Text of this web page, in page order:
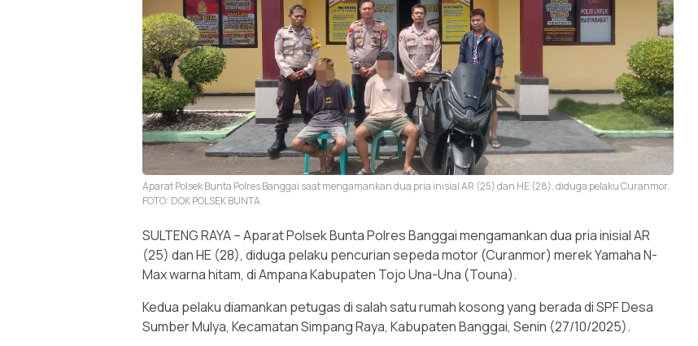
Aparat Polsek Bunta Polres Banggai saat mengamankan dua pria inisial AR (25) dan HE (28), diduga pelaku Curanmor.
FOTO: DOK POLSEK BUNTA
SULTENG RAYA – Aparat Polsek Bunta Polres Banggai mengamankan dua pria inisial AR
(25) dan HE (28), diduga pelaku pencurian sepeda motor (Curanmor) merek Yamaha N-
Max warna hitam, di Ampana Kabupaten Tojo Una-Una (Touna).
Kedua pelaku diamankan petugas di salah satu rumah kosong yang berada di SPF Desa
Sumber Mulya, Kecamatan Simpang Raya, Kabupaten Banggai, Senin (27/10/2025).